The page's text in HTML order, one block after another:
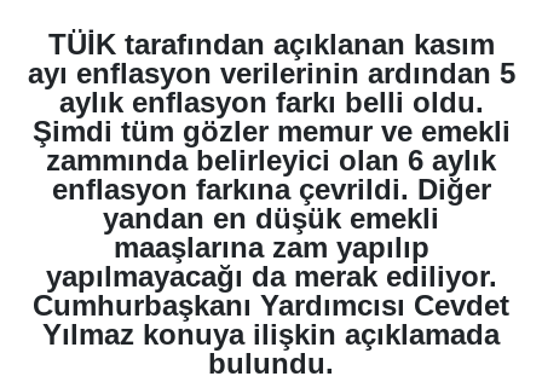
TÜİK tarafından açıklanan kasım
ayı enflasyon verilerinin ardından 5
aylık enflasyon farkı belli oldu.
Şimdi tüm gözler memur ve emekli
zammında belirleyici olan 6 aylık
enflasyon farkına çevrildi. Diğer
yandan en düşük emekli
maaşlarına zam yapılıp
yapılmayacağı da merak ediliyor.
Cumhurbaşkanı Yardımcısı Cevdet
Yılmaz konuya ilişkin açıklamada
bulundu.